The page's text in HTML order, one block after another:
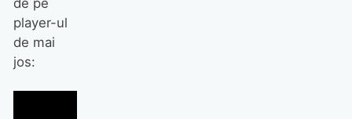
de pe
player-ul
de mai
jos: